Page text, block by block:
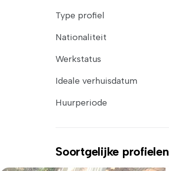
Type profiel
Nationaliteit
Werkstatus
Ideale verhuisdatum
Huurperiode
Soortgelijke profielen